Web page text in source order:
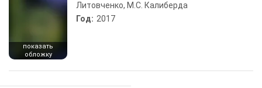
показать
обложку
Литовченко, М.С. Калиберда
Год: 2017